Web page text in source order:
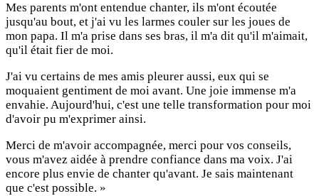
Mes parents m'ont entendue chanter, ils m'ont écoutée
jusqu'au bout, et j'ai vu les larmes couler sur les joues de
mon papa. Il m'a prise dans ses bras, il m'a dit qu'il m'aimait,
qu'il était fier de moi.
J'ai vu certains de mes amis pleurer aussi, eux qui se
moquaient gentiment de moi avant. Une joie immense m'a
envahie. Aujourd'hui, c'est une telle transformation pour moi
d'avoir pu m'exprimer ainsi.
Merci de m'avoir accompagnée, merci pour vos conseils,
vous m'avez aidée à prendre confiance dans ma voix. J'ai
encore plus envie de chanter qu'avant. Je sais maintenant
que c'est possible. »